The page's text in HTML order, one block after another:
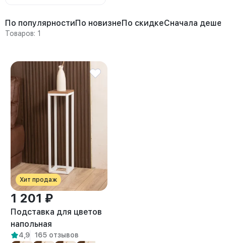
По популярностиПо новизнеПо скидкеСначала
Товаров: 1
Хит продаж
1 201 ₽
Подставка для цветов
напольная
металлическая лофт
4,9 165 отзывов